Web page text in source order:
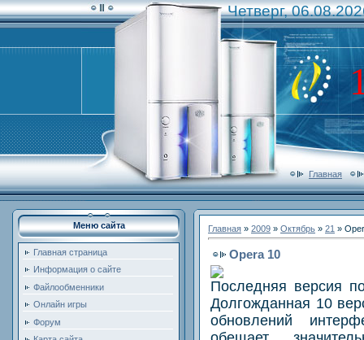
Четверг,
Главная
Меню сайта
Главная страница
Информация о сайте
Файлообменники
Онлайн игры
Форум
Главная » 2009 » Октябрь » 21 »
Opera 10
Последняя версия
Долгожданная 10
обновлений